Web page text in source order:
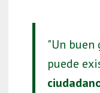
"Un
puede